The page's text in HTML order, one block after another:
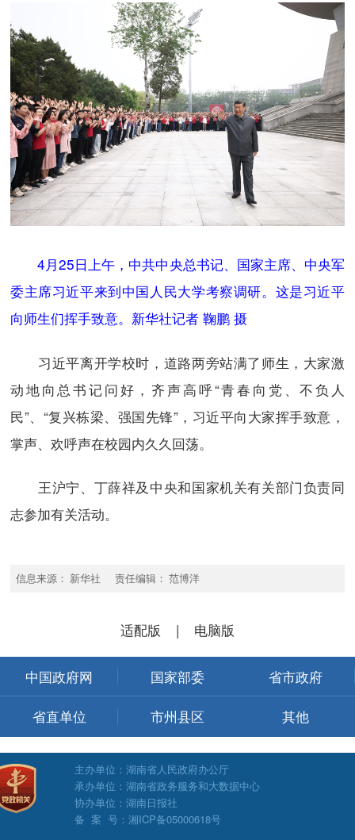
4月25日上午，中共中央总书记、国家主席、中央军
委主席习近平来到中国人民大学考察调研。这是习近平
向师生们挥手致意。新华社记者 鞠鹏 摄
习近平离开学校时，道路两旁站满了师生，大家激
动地向总书记问好，齐声高呼“青春向党、不负人
民”、“复兴栋梁、强国先锋”，习近平向大家挥手致意，
掌声、欢呼声在校园内久久回荡。
王沪宁、丁薛祥及中央和国家机关有关部门负责同
志参加有关活动。
信息来源： 新华社 责任编辑： 范博洋
适配版 | 电脑版
中国政府网 国家部委 省市政府
省直单位 市州县区 其他
主办单位：湖南省人民政府办公厅
承办单位：湖南省政务服务和大数据中心
协办单位：湖南日报社
备 案 号：湘ICP备05000618号